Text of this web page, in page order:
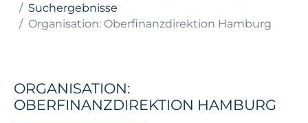
Suchergebnisse
Organisation: Oberfinanzdirektion Hamburg
ORGANISATION:
OBERFINANZDIREKTION HAMBURG